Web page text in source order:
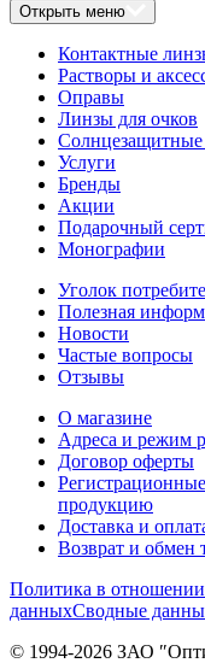
Открыть меню
Контактные
Растворы и
Оправы
Линзы для очков
Солнцезащитные
Услуги
Бренды
Акции
Подарочный
Монографии
Уголок
Полезная
Новости
Частые вопросы
Отзывы
О магазине
Адреса и режим
Договор оферты
продукцию
Доставка и
Возврат и обмен
Политика в
данныхСводные
© 1994-2026 ЗАО